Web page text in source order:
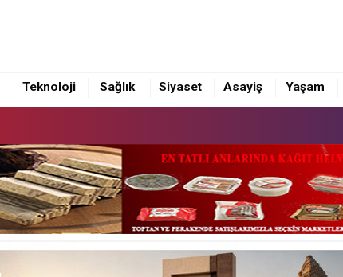
Teknoloji Sağlık Siyaset Asayiş Yaşam